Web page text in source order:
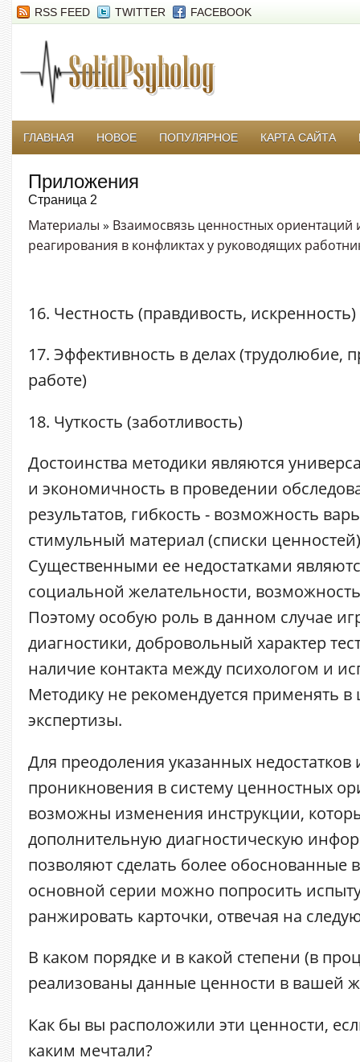
RSS FEED TWITTER FACEBOOK
ГЛАВНАЯ НОВОЕ ПОПУЛЯРНОЕ КАРТА САЙТА
Приложения
Страница 2
Материалы » Взаимосвязь ценностных ориентаций
реагирования в конфликтах у руководящих
16. Честность (правдивость, искренность)
17. Эффективность в делах (трудолюбие,
работе)
18. Чуткость (заботливость)
Достоинства методики являются
и экономичность в проведении
результатов, гибкость - возможность
стимульный материал (списки
Существенными ее недостатками
социальной желательности,
Поэтому особую роль в данном случае
диагностики, добровольный характер
наличие контакта между психологом и
Методику не рекомендуется применять в
экспертизы.
Для преодоления указанных недостатков
проникновения в систему ценностных
возможны изменения инструкции,
дополнительную диагностическую
позволяют сделать более обоснованные
основной серии можно попросить
ранжировать карточки, отвечая на
В каком порядке и в какой степени (в
реализованы данные ценности в вашей
Как бы вы расположили эти ценности,
каким мечтали?